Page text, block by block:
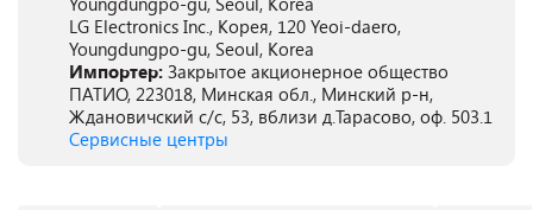
LG Electronics Inc., Корея, 120 Yeoi-daero,
Youngdungpo-gu, Seoul, Korea
Импортер: Закрытое акционерное общество
ПАТИО, 223018, Минская обл., Минский р-н,
Ждановичский с/с, 53, вблизи д.Тарасово, оф. 503.1
Сервисные центры